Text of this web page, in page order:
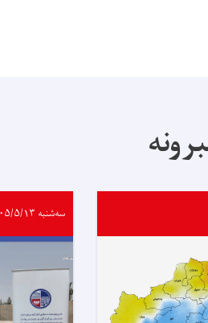
سه‌شنبه ۱۴۰۵/۵/۱۳ - ۱۵:۲۰